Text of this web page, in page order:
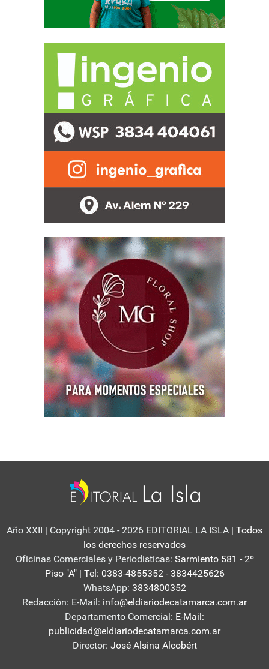
Año XXII | Copyright 2004 - 2026 EDITORIAL LA ISLA | Todos
los derechos reservados
Oficinas Comerciales y Periodisticas: Sarmiento 581 - 2º
Piso "A" | Tel: 0383-4855352 - 3834425626
WhatsApp: 3834800352
Redacción: E-Mail: info@eldiariodecatamarca.com.ar
Departamento Comercial: E-Mail:
publicidad@eldiariodecatamarca.com.ar
Director: José Alsina Alcobért